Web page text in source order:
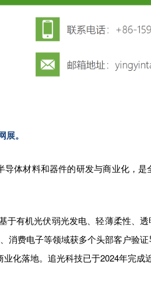
。
体材料和器件的研发与商业化，
有机光伏弱光发电、轻薄柔性、
费电子等领域获多个头部客户验
化落地。追光科技已于2024年完成